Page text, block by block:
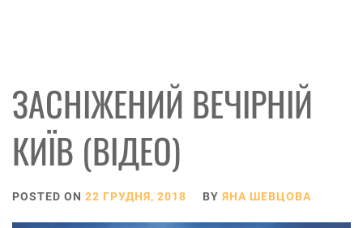
ЗАСНІЖЕНИЙ ВЕЧІРНІЙ
КИЇВ (ВІДЕО)
POSTED ON 22 ГРУДНЯ, 2018 BY ЯНА ШЕВЦОВА